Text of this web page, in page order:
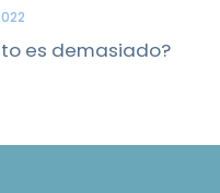
es demasiado?